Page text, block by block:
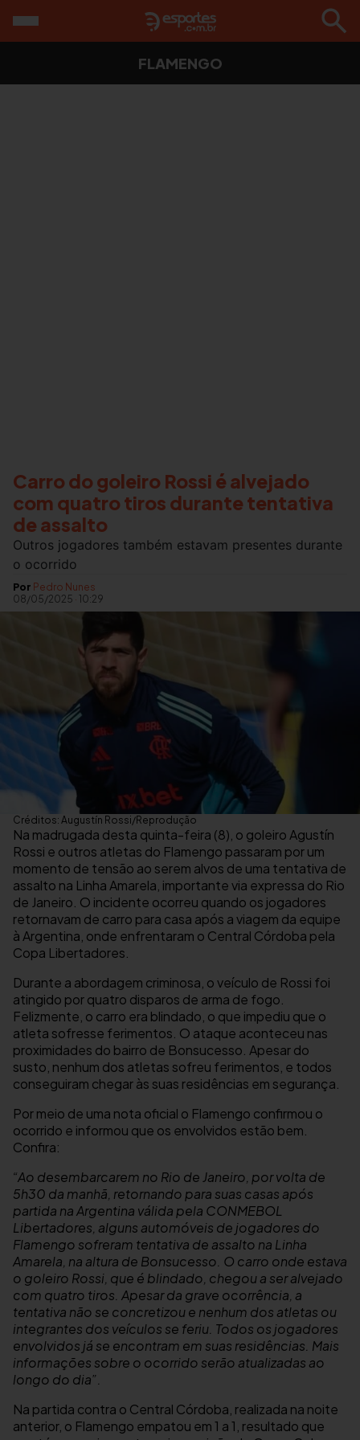
FLAMENGO
Carro do goleiro Rossi é alvejado
com quatro tiros durante tentativa
de assalto
Outros jogadores também estavam presentes durante
o ocorrido
Por Pedro Nunes
08/05/2025 · 10:29
Créditos: Augustín Rossi/Reprodução
Na madrugada desta quinta-feira (8), o goleiro Agustín
Rossi e outros atletas do Flamengo passaram por um
momento de tensão ao serem alvos de uma tentativa de
assalto na Linha Amarela, importante via expressa do Rio
de Janeiro. O incidente ocorreu quando os jogadores
retornavam de carro para casa após a viagem da equipe
à Argentina, onde enfrentaram o Central Córdoba pela
Copa Libertadores.
Durante a abordagem criminosa, o veículo de Rossi foi
atingido por quatro disparos de arma de fogo.
Felizmente, o carro era blindado, o que impediu que o
atleta sofresse ferimentos. O ataque aconteceu nas
proximidades do bairro de Bonsucesso. Apesar do
susto, nenhum dos atletas sofreu ferimentos, e todos
conseguiram chegar às suas residências em segurança.
Por meio de uma nota oficial o Flamengo confirmou o
ocorrido e informou que os envolvidos estão bem.
Confira:
“Ao desembarcarem no Rio de Janeiro, por volta de
5h30 da manhã, retornando para suas casas após
partida na Argentina válida pela CONMEBOL
Libertadores, alguns automóveis de jogadores do
Flamengo sofreram tentativa de assalto na Linha
Amarela, na altura de Bonsucesso. O carro onde estava
o goleiro Rossi, que é blindado, chegou a ser alvejado
com quatro tiros. Apesar da grave ocorrência, a
tentativa não se concretizou e nenhum dos atletas ou
integrantes dos veículos se feriu. Todos os jogadores
envolvidos já se encontram em suas residências. Mais
informações sobre o ocorrido serão atualizadas ao
longo do dia”.
Na partida contra o Central Córdoba, realizada na noite
anterior, o Flamengo empatou em 1 a 1, resultado que